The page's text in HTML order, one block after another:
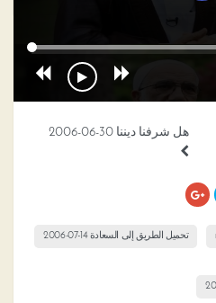
هل شرفنا ديننا 30-06-2006
تحميل الطريق إلى السعادة 14-07-2006